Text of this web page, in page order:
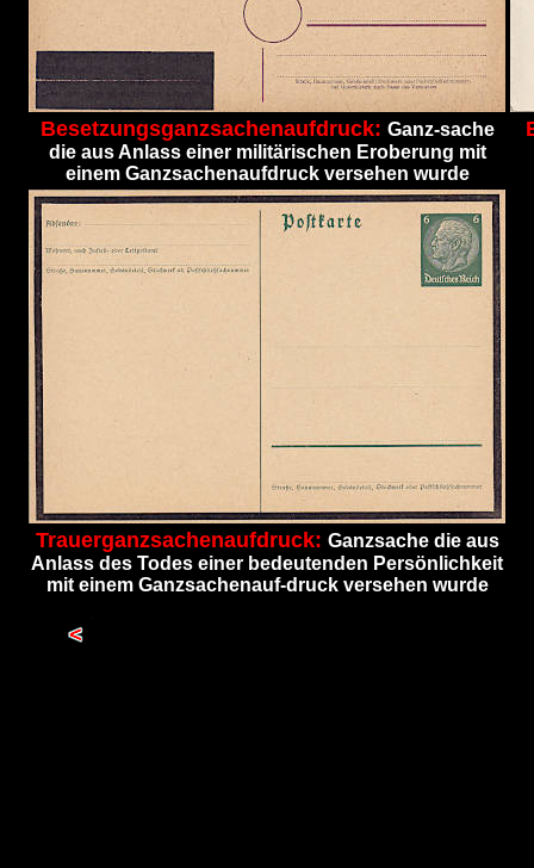
Besetzungsganzsachenaufdruck: Ganz-sache
die aus Anlass einer militärischen Eroberung mit
einem Ganzsachenaufdruck versehen wurde
Trauerganzsachenaufdruck: Ganzsache die aus
Anlass des Todes einer bedeutenden Persönlichkeit
mit einem Ganzsachenauf-druck versehen wurde